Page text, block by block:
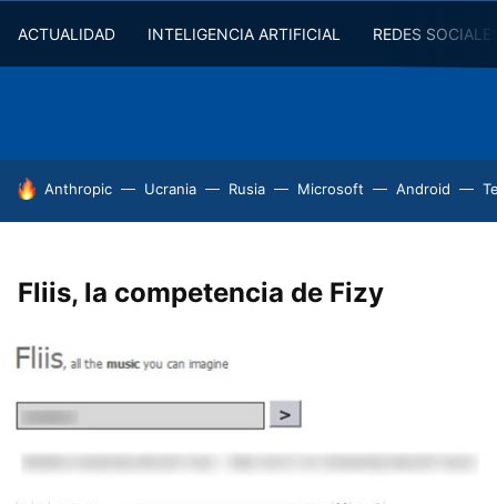
ACTUALIDAD INTELIGENCIA ARTIFICIAL REDES
HOY SE HABLA DE
Anthropic Ucrania Rusia Microsoft Android
Fliis, la competencia de Fizy